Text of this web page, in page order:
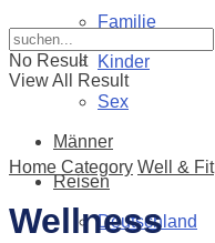
Familie
Kinder
Sex
Männer
Reisen
Deutschland
No Result
View All Result
Home Category Well & Fit
Wellness